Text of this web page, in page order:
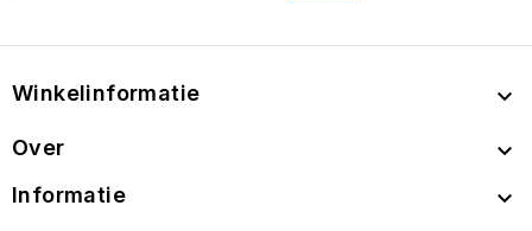
Winkelinformatie 
Over 
Informatie 